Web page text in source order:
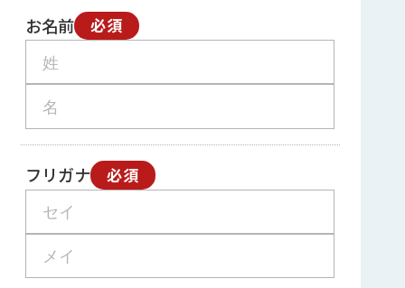
お名前 必須
フリガナ 必須